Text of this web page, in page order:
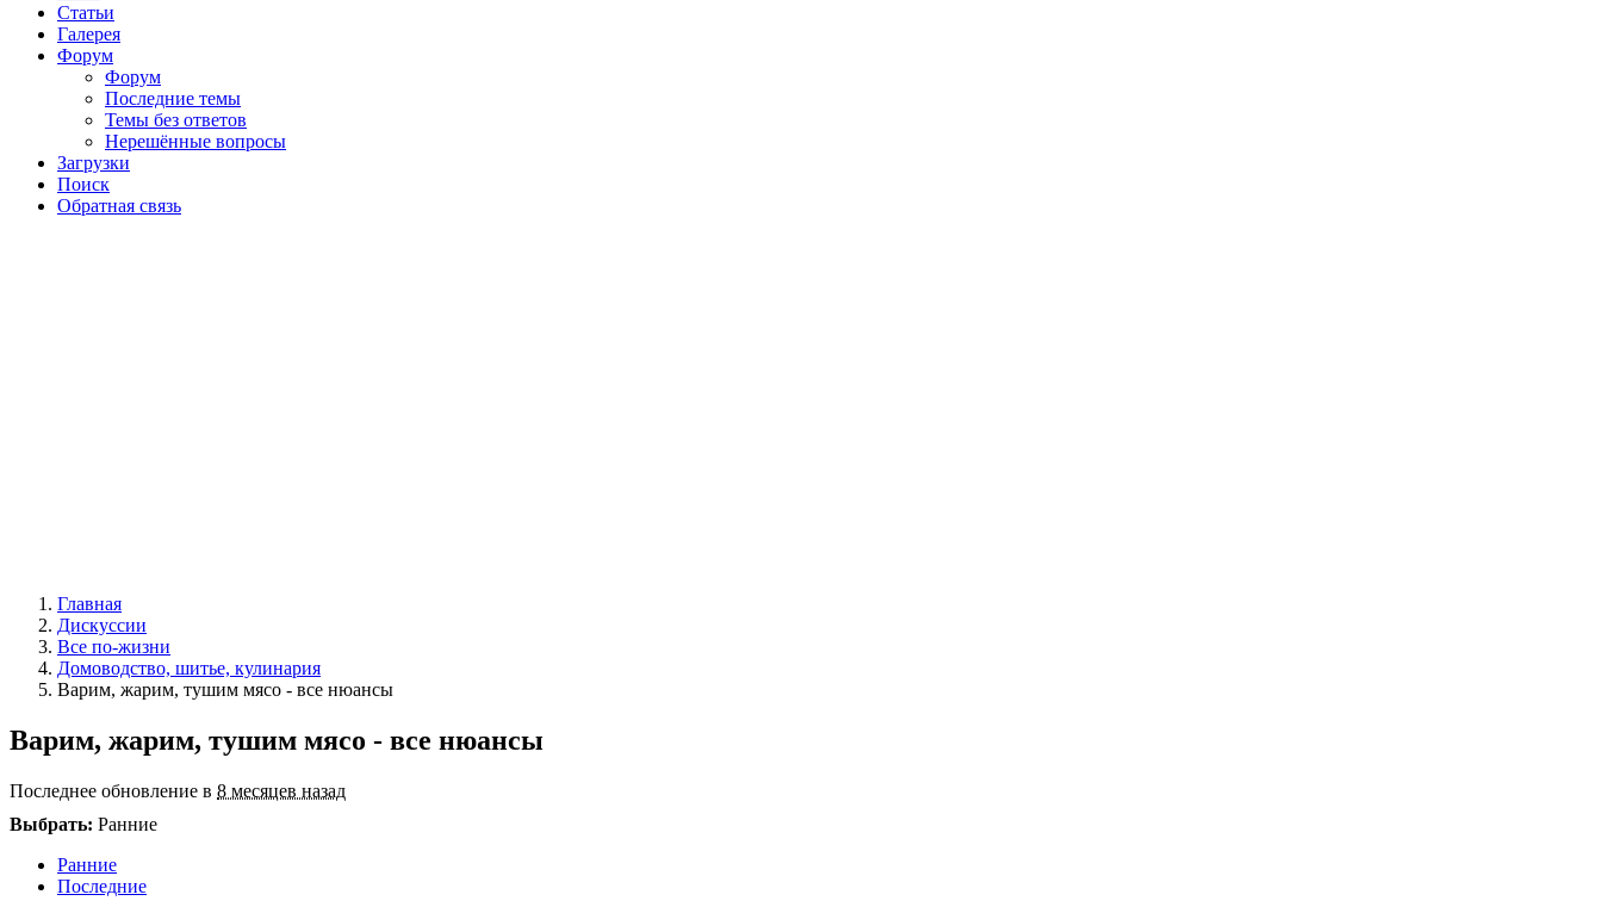
Статьи
Галерея
Форум
Форум
Последние темы
Темы без ответов
Нерешённые вопросы
Загрузки
Поиск
Обратная связь
Главная
Дискуссии
Все по-жизни
Домоводство, шитье, кулинария
Варим, жарим, тушим мясо - все нюансы
Варим, жарим, тушим мясо - все нюансы
Последнее обновление в 8 месяцев назад
Выбрать: Ранние
Ранние
Последние